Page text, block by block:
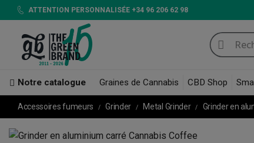
ATTENTION PERSONNALISÉE +34 96 206 62 98
Notre catalogue Graines de Cannabis CBD Shop
Accessoires fumeurs Grinder Metal Grinder Grinder en